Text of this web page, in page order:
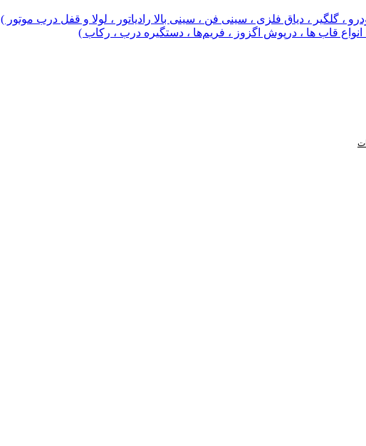
، گلگیر ، دیاق فلزی ، سینی فن ، سینی بالا رادیاتور ، لولا و قفل درب موتور )
، انواع قاب ها ، درپوش اگزوز ، فریم‌ها ، دستگیره درب ، رکاب )